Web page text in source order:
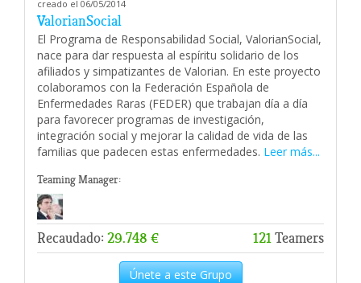
creado el 06/05/2014
ValorianSocial
El Programa de Responsabilidad Social, ValorianSocial,
nace para dar respuesta al espíritu solidario de los
afiliados y simpatizantes de Valorian. En este proyecto
colaboramos con la Federación Española de
Enfermedades Raras (FEDER) que trabajan día a día
para favorecer programas de investigación,
integración social y mejorar la calidad de vida de las
familias que padecen estas enfermedades. Leer más...
Teaming Manager:
Recaudado: 29.748 € 121Teamers
Únete a este Grupo